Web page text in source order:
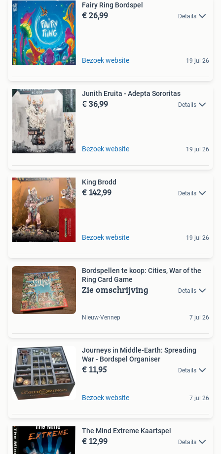
Fairy Ring Bordspel
€ 26,99 Details
Bezoek website 19 jul 26
Junith Eruita - Adepta Sororitas
€ 36,99 Details
Bezoek website 19 jul 26
King Brodd
€ 142,99 Details
Bezoek website 19 jul 26
Bordspellen te koop: Cities, War of the
Ring Card Game
Zie omschrijving Details
Nieuw-Vennep 7 jul 26
Journeys in Middle-Earth: Spreading
War - Bordspel Organiser
€ 11,95 Details
Bezoek website 7 jul 26
The Mind Extreme Kaartspel
€ 12,99 Details